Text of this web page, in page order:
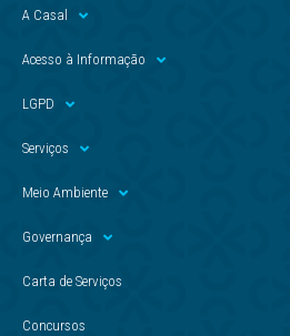
A Casal
Acesso à Informação
LGPD
Serviços
Meio Ambiente
Governança
Carta de Serviços
Concursos